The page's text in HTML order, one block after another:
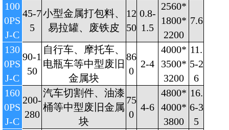
100
0PS
J-C
45-7
5
小型金属打包料、
易拉罐、废铁皮
12
50
0.8-
1.5
2560*
1800*
2200
7.6
130
0PS
J-C
90-1
50
自行车、摩托车、
电瓶车等中型废旧
金属块
86
0
2-4
4000*
3500*
3200
11.
5-2
6
160
0PS
J-C
200-
280
汽车切割件、油漆
桶等中型废旧金属
块
75
0
4-6
4800*
4000*
3800
16.
6-3
5